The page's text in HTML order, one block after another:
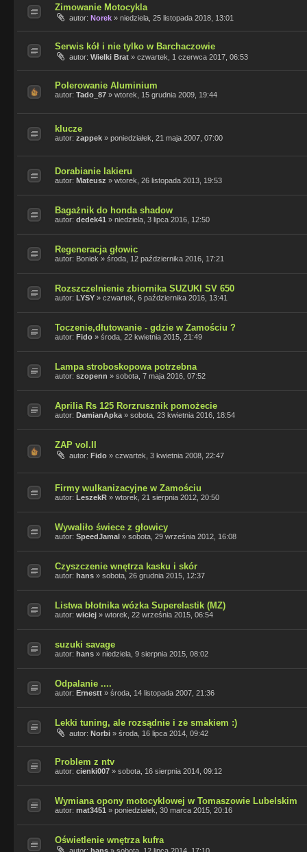
Zimowanie Motocykla
autor: Norek » niedziela, 25 listopada 2018, 13:01
Serwis kół i nie tylko w Barchaczowie
autor: Wielki Brat » czwartek, 1 czerwca 2017, 06:53
Polerowanie Aluminium
autor: Tado_87 » wtorek, 15 grudnia 2009, 19:44
klucze
autor: zappek » poniedziałek, 21 maja 2007, 07:00
Dorabianie lakieru
autor: Mateusz » wtorek, 26 listopada 2013, 19:53
Bagażnik do honda shadow
autor: dedek41 » niedziela, 3 lipca 2016, 12:50
Regeneracja głowic
autor: Boniek » środa, 12 października 2016, 17:21
Rozszczelnienie zbiornika SUZUKI SV 650
autor: LYSY » czwartek, 6 października 2016, 13:41
Toczenie,dłutowanie - gdzie w Zamościu ?
autor: Fido » środa, 22 kwietnia 2015, 21:49
Lampa stroboskopowa potrzebna
autor: szopenn » sobota, 7 maja 2016, 07:52
Aprilia Rs 125 Rorzrusznik pomożecie
autor: DamianApka » sobota, 23 kwietnia 2016, 18:54
ZAP vol.II
autor: Fido » czwartek, 3 kwietnia 2008, 22:47
Firmy wulkanizacyjne w Zamościu
autor: LeszekR » wtorek, 21 sierpnia 2012, 20:50
Wywaliło świece z głowicy
autor: SpeedJamal » sobota, 29 września 2012, 16:08
Czyszczenie wnętrza kasku i skór
autor: hans » sobota, 26 grudnia 2015, 12:37
Listwa błotnika wózka Superelastik (MZ)
autor: wiciej » wtorek, 22 września 2015, 06:54
suzuki savage
autor: hans » niedziela, 9 sierpnia 2015, 08:02
Odpalanie ....
autor: Ernestt » środa, 14 listopada 2007, 21:36
Lekki tuning, ale rozsądnie i ze smakiem :)
autor: Norbi » środa, 16 lipca 2014, 09:42
Problem z ntv
autor: cienki007 » sobota, 16 sierpnia 2014, 09:12
Wymiana opony motocyklowej w Tomaszowie Lubelskim
autor: mat3451 » poniedziałek, 30 marca 2015, 20:16
Oświetlenie wnętrza kufra